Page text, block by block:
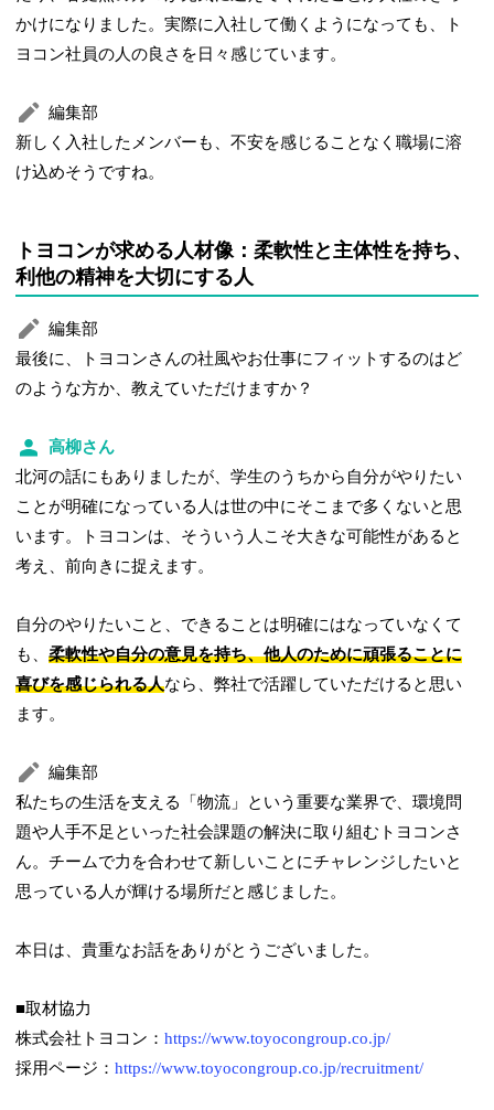
かけになりました。実際に入社して働くようになっても、ト
ヨコン社員の人の良さを日々感じています。
編集部
新しく入社したメンバーも、不安を感じることなく職場に溶
け込めそうですね。
トヨコンが求める人材像：柔軟性と主体性を持ち、
利他の精神を大切にする人
編集部
最後に、トヨコンさんの社風やお仕事にフィットするのはど
のような方か、教えていただけますか？
高柳さん
北河の話にもありましたが、学生のうちから自分がやりたい
ことが明確になっている人は世の中にそこまで多くないと思
います。トヨコンは、そういう人こそ大きな可能性があると
考え、前向きに捉えます。
自分のやりたいこと、できることは明確にはなっていなくて
も、柔軟性や自分の意見を持ち、他人のために頑張ることに
喜びを感じられる人なら、弊社で活躍していただけると思い
ます。
編集部
私たちの生活を支える「物流」という重要な業界で、環境問
題や人手不足といった社会課題の解決に取り組むトヨコンさ
ん。チームで力を合わせて新しいことにチャレンジしたいと
思っている人が輝ける場所だと感じました。
本日は、貴重なお話をありがとうございました。
■取材協力
株式会社トヨコン：https://www.toyocongroup.co.jp/
採用ページ：https://www.toyocongroup.co.jp/recruitment/